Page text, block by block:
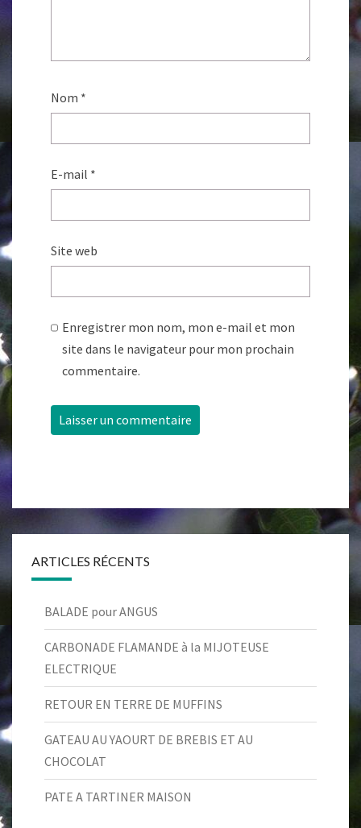
Nom *
E-mail *
Site web
Enregistrer mon nom, mon e-mail et mon
site dans le navigateur pour mon prochain
commentaire.
ARTICLES RÉCENTS
BALADE pour ANGUS
CARBONADE FLAMANDE à la MIJOTEUSE
ELECTRIQUE
RETOUR EN TERRE DE MUFFINS
GATEAU AU YAOURT DE BREBIS ET AU
CHOCOLAT
PATE A TARTINER MAISON